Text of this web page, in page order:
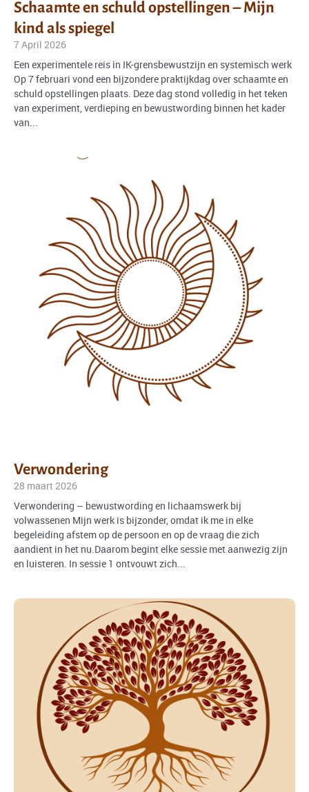
Schaamte en schuld opstellingen – Mijn
kind als spiegel
7 April 2026
Een experimentele reis in IK-grensbewustzijn en systemisch werk
Op 7 februari vond een bijzondere praktijkdag over schaamte en
schuld opstellingen plaats. Deze dag stond volledig in het teken
van experiment, verdieping en bewustwording binnen het kader
van...
Verwondering
28 maart 2026
Verwondering – bewustwording en lichaamswerk bij
volwassenen Mijn werk is bijzonder, omdat ik me in elke
begeleiding afstem op de persoon en op de vraag die zich
aandient in het nu.Daarom begint elke sessie met aanwezig zijn
en luisteren. In sessie 1 ontvouwt zich...